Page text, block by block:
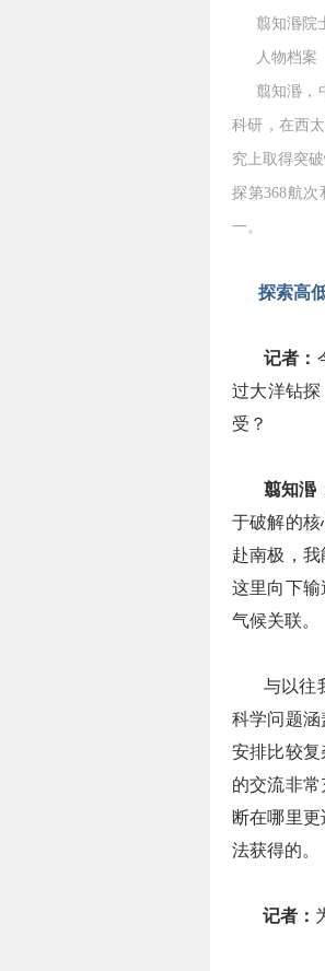
翦知湣院
人物档案
翦知湣，中
科研，在西
究上取得突
探第368航
一。
探索高低
记者：
过大洋钻
受？
翦知湣
于破解的
赴南极，
这里向下
气候关联。
与以往
科学问题
安排比较
的交流非
断在哪里
法获得的。
记者：